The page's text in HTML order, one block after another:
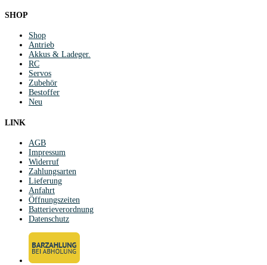
SHOP
Shop
Antrieb
Akkus & Ladeger.
RC
Servos
Zubehör
Bestoffer
Neu
LINK
AGB
Impressum
Widerruf
Zahlungsarten
Lieferung
Anfahrt
Öffnungszeiten
Batterieverordnung
Datenschutz